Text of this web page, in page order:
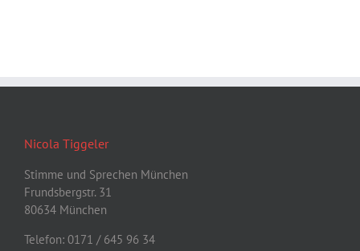
Nicola Tiggeler
Stimme und Sprechen München
Frundsbergstr. 31
80634 München
Telefon: 0171 / 645 96 34